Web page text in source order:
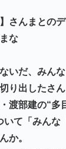
.コスパ最強車
知症が進行「
相互RSS
】さんまとの
な
ないだ、みん
り出したさ
渡部建の“多
いて「みんな
か。